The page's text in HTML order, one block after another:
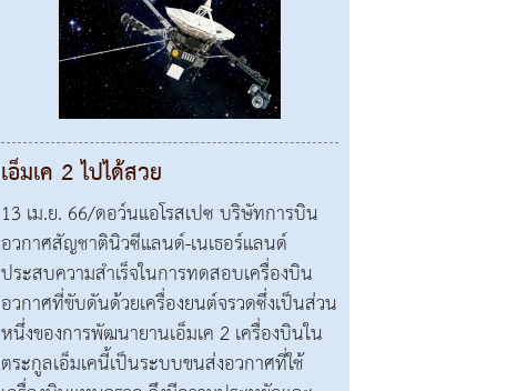
เอ็มเค 2 ไปได้สวย
13 เม.ย. 66/ดอว์นแอโรสเปซ บริษัทการบิน
อวกาศสัญชาตินิวซีแลนด์-เนเธอร์แลนด์
ประสบความสำเร็จในการทดสอบเครื่องบิน
อวกาศที่ขับดันด้วยเครื่องยนต์จรวดซึ่งเป็นส่วน
หนึ่งของการพัฒนายานเอ็มเค 2 เครื่องบินใน
ตระกูลเอ็มเคนี้เป็นระบบขนส่งอวกาศที่ใช้